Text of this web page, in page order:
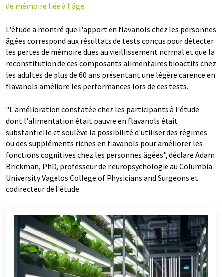
de mémoire liée à l'âge.
L'étude a montré que l'apport en flavanols chez les personnes
âgées correspond aux résultats de tests conçus pour détecter
les pertes de mémoire dues au vieillissement normal et que la
reconstitution de ces composants alimentaires bioactifs chez
les adultes de plus de 60 ans présentant une légère carence en
flavanols améliore les performances lors de ces tests.
"L'amélioration constatée chez les participants à l'étude
dont l'alimentation était pauvre en flavanols était
substantielle et soulève la possibilité d'utiliser des régimes
ou des suppléments riches en flavanols pour améliorer les
fonctions cognitives chez les personnes âgées", déclare Adam
Brickman, PhD, professeur de neuropsychologie au Columbia
University Vagelos College of Physicians and Surgeons et
codirecteur de l'étude.